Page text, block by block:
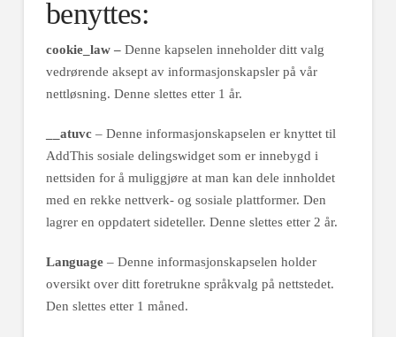
benyttes:
cookie_law – Denne kapselen inneholder ditt valg
vedrørende aksept av informasjonskapsler på vår
nettløsning. Denne slettes etter 1 år.
__atuvc – Denne informasjonskapselen er knyttet til
AddThis sosiale delingswidget som er innebygd i
nettsiden for å muliggjøre at man kan dele innholdet
med en rekke nettverk- og sosiale plattformer. Den
lagrer en oppdatert sideteller. Denne slettes etter 2 år.
Language– Denne informasjonskapselen holder
oversikt over ditt foretrukne språkvalg på nettstedet.
Den slettes etter 1 måned.